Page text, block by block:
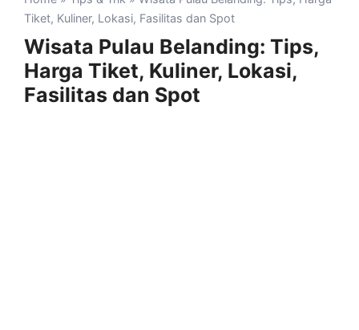
Tiket, Kuliner, Lokasi, Fasilitas dan Spot
Wisata Pulau Belanding: Tips,
Harga Tiket, Kuliner, Lokasi,
Fasilitas dan Spot